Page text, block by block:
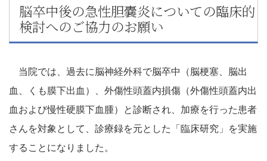
脳卒中後の急性胆嚢炎についての臨床的
検討へのご協力のお願い
当院では、過去に脳神経外科で脳卒中（脳梗塞、脳出
血、くも膜下出血）、外傷性頭蓋内損傷（外傷性頭蓋内出
血および慢性硬膜下血腫）と診断され、加療を行った患者
さんを対象として、診療録を元とした「臨床研究」を実施
することになりました。